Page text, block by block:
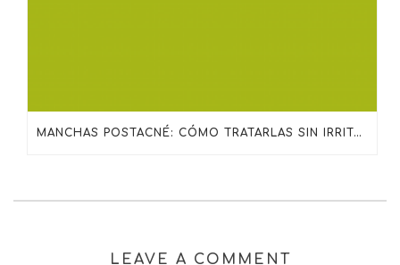
MANCHAS POSTACNÉ: CÓMO TRATARLAS SIN IRRITAR LA PIEL CON SKINCEUTICALS
LEAVE A COMMENT